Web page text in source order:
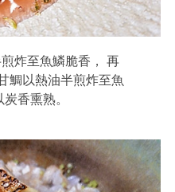
炸至魚鱗脆香， 再
鯛以熱油半煎炸至魚
香熏熟。